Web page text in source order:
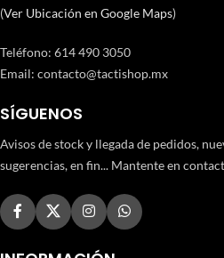
(Ver Ubicación en Google Maps)
Teléfono: 614 490 3050
Email: contacto@tactishop.mx
SÍGUENOS
Avisos de stock y llegada de pedidos,
sugerencias, en fin... Mantente en